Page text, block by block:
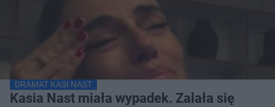
DRAMAT KASI NAST
Kasia Nast miała wypadek. Zalała się